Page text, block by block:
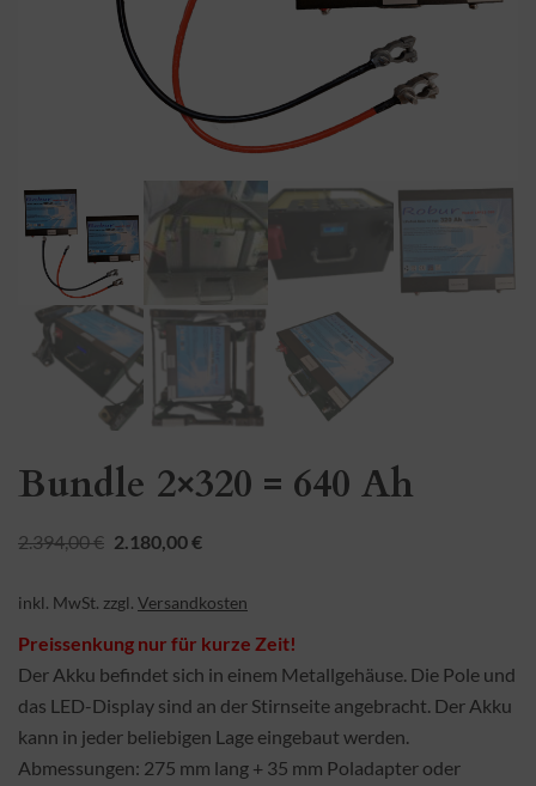
Bundle 2×320 = 640 Ah
2.394,00€ Ursprünglicher
war:
2.394,00 €
2.180,00€Aktueller
ist:
2.180,00 €.
inkl. MwSt. zzgl. Versandkosten
Preissenkung nur für kurze Zeit!
Der Akku befindet sich in einem Metallgehäuse. Die Pole und
das LED-Display sind an der Stirnseite angebracht. Der Akku
kann in jeder beliebigen Lage eingebaut werden.
Abmessungen: 275 mm lang + 35 mm Poladapter oder